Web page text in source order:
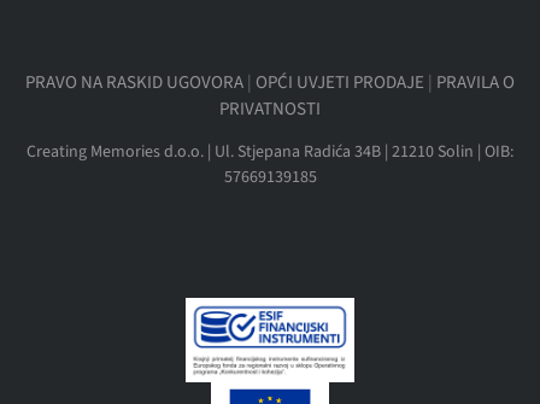
PRAVO NA RASKID UGOVORA| OPĆI UVJETI PRODAJE | PRAVILA O
PRIVATNOSTI
Creating Memories d.o.o. | Ul. Stjepana Radića 34B | 21210 Solin | OIB:
57669139185